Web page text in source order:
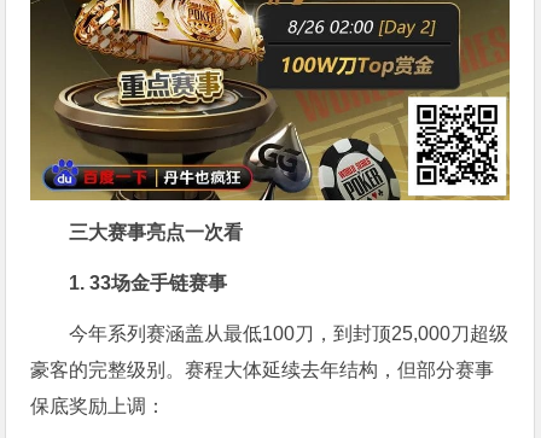
三大赛事亮点一次看
1. 33场金手链赛事
今年系列赛涵盖从最低100刀，到封顶25,000刀超级
豪客的完整级别。赛程大体延续去年结构，但部分赛事
保底奖励上调：